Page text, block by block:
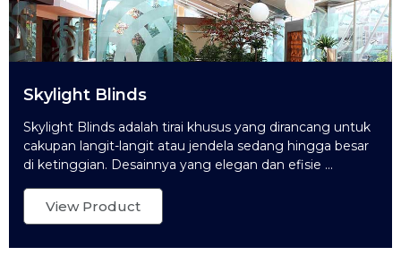
Skylight Blinds
Skylight Blinds adalah tirai khusus yang dirancang untuk
cakupan langit-langit atau jendela sedang hingga besar
di ketinggian. Desainnya yang elegan dan efisie ...
View Product